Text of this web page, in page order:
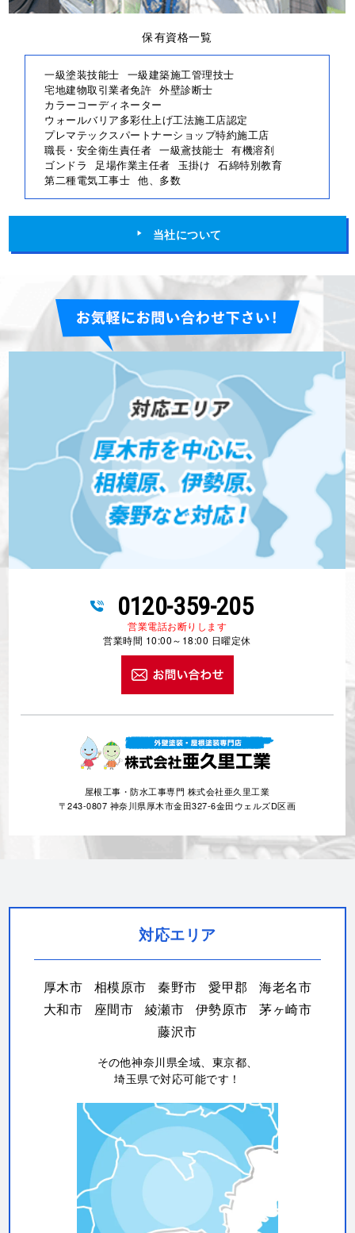
保有資格一覧
一級塗装技能士 一級建築施工管理技士
宅地建物取引業者免許 外壁診断士
カラーコーディネーター
ウォールバリア多彩仕上げ工法施工店認定
プレマテックスパートナーショップ特約施工店
職長・安全衛生責任者 一級鳶技能士 有機溶剤
ゴンドラ
足場作業主任者 玉掛け 石綿特別教育
第二種電気工事士 他、多数
当社について
0120-359-205
営業電話お断りします
営業時間 10:00～18:00 日曜定休
屋根工事・防水工事専門 株式会社亜久里工業
〒243-0807 神奈川県厚木市金田327-6金田ウェルズD区画
対応エリア
厚木市 相模原市 秦野市 愛甲郡
海老名市
大和市
座間市 綾瀬市 伊勢原市
茅ヶ崎市
藤沢市
その他神奈川県全域、東京都、
埼玉県で対応可能です！